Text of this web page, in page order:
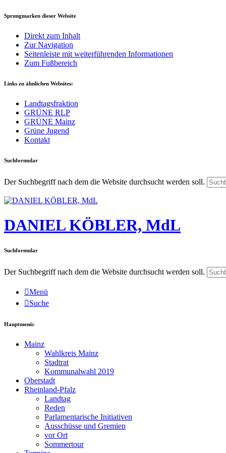
Sprungmarken dieser Website
Direkt zum Inhalt
Zur Navigation
Seitenleiste mit weiterführenden Informationen
Zum Fußbereich
Links zu ähnlichen Websites:
Landtagsfraktion
GRÜNE RLP
GRÜNE Mainz
Grüne Jugend
Kontakt
Suchformular
Der Suchbegriff nach dem die Website durchsucht werden soll.
DANIEL KÖBLER, MdL
Suchformular
Der Suchbegriff nach dem die Website durchsucht werden soll.
Menü
Suche
Hauptmenü:
Mainz
Wahlkreis Mainz
Stadtrat
Kommunalwahl 2019
Oberstadt
Rheinland-Pfalz
Landtag
Reden
Parlamentarische Initiativen
Ausschüsse und Gremien
vor Ort
Sommertour